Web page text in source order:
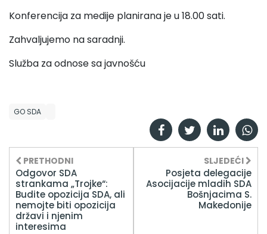
Konferencija za medije planirana je u 18.00 sati.
Zahvaljujemo na saradnji.
Služba za odnose sa javnošću
GO SDA
PRETHODNI
Odgovor SDA
strankama „Trojke“:
Budite opozicija SDA, ali
nemojte biti opozicija
državi i njenim
interesima
SLJEDEĆI
Posjeta delegacije
Asocijacije mladih SDA
Bošnjacima S.
Makedonije